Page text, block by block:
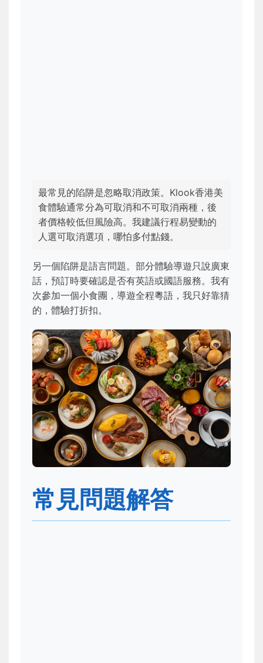
最常見的陷阱是忽略取消政策。Klook香港美
食體驗通常分為可取消和不可取消兩種，後
者價格較低但風險高。我建議行程易變動的
人選可取消選項，哪怕多付點錢。
另一個陷阱是語言問題。部分體驗導遊只說廣東
話，預訂時要確認是否有英語或國語服務。我有
次參加一個小食團，導遊全程粵語，我只好靠猜
的，體驗打折扣。
常見問題解答